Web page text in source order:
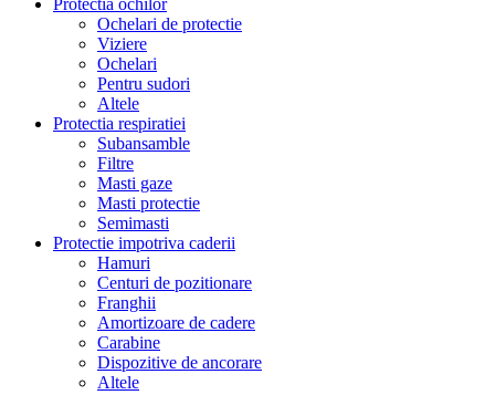
Protectia ochilor
Ochelari de protectie
Viziere
Ochelari
Pentru sudori
Altele
Protectia respiratiei
Subansamble
Filtre
Masti gaze
Masti protectie
Semimasti
Protectie impotriva caderii
Hamuri
Centuri de pozitionare
Franghii
Amortizoare de cadere
Carabine
Dispozitive de ancorare
Altele